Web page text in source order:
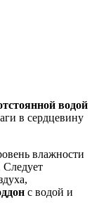
водой
в сердцевину
влажности
Следует
с водой и